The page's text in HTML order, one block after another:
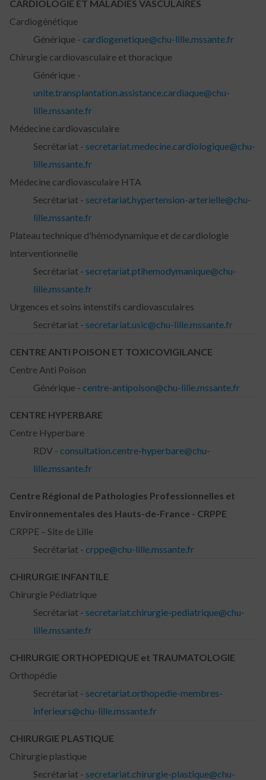
CARDIOLOGIE ET MALADIES VASCULAIRES
Cardiogénétique
Générique - cardiogenetique@chu-lille.mssante.fr
Chirurgie cardiovasculaire et thoracique
Générique -
unite.transplantation.assistance.cardiaque@chu-
lille.mssante.fr
Médecine cardiovasculaire
Secrétariat - secretariat.medecine.cardiologique@chu-
lille.mssante.fr
Médecine cardiovasculaire HTA
Secrétariat - secretariat.hypertension-arterielle@chu-
lille.mssante.fr
Plateau technique d'hémodynamique et de cardiologie
interventionnelle
Secrétariat - secretariat.ptihemodymanique@chu-
lille.mssante.fr
Urgences et soins intenstifs cardiovasculaires
Secrétariat - secretariat.usic@chu-lille.mssante.fr
CENTRE ANTI POISON ET TOXICOVIGILANCE
Centre Anti Poison
Générique - centre-antipoison@chu-lille.mssante.fr
CENTRE HYPERBARE
Centre Hyperbare
RDV - consultation.centre-hyperbare@chu-
lille.mssante.fr
Centre Régional de Pathologies Professionnelles et
Environnementales des Hauts-de-France - CRPPE
CRPPE – Site de Lille
Secrétariat - crppe@chu-lille.mssante.fr
CHIRURGIE INFANTILE
Chirurgie Pédiatrique
Secrétariat - secretariat.chirurgie-pediatrique@chu-
lille.mssante.fr
CHIRURGIE ORTHOPEDIQUE et TRAUMATOLOGIE
Orthopédie
Secrétariat - secretariat.orthopedie-membres-
inferieurs@chu-lille.mssante.fr
CHIRURGIE PLASTIQUE
Chirurgie plastique
Secrétariat - secretariat.chirurgie-plastique@chu-